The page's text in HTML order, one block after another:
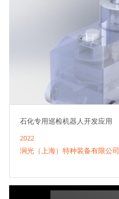
石化专用巡检机器人开发应用
2022
涧光（上海）特种装备有限公司